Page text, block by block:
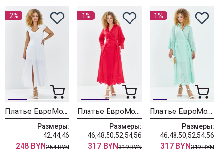
2%
Платье ЕвроМода 724 белый
Размеры:
42,44,46
248 BYN254 BYN
1%
Платье ЕвроМода 710 красный
Размеры:
46,48,50,52,54,56
317 BYN319 BYN
1%
Платье ЕвроМода 710 мятный
Размеры:
46,48,50,52,54,56
317 BYN319 BYN